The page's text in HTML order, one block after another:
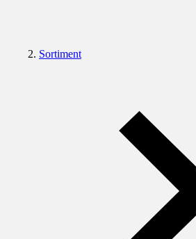
Sortiment